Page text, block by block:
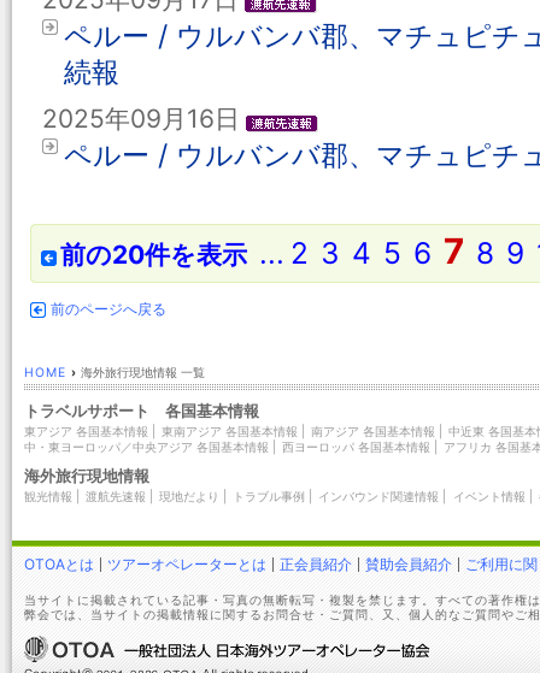
ペルー / ウルバンバ郡、マチュピチ
続報
2025年09月16日
ペルー / ウルバンバ郡、マチュピチ
前の20件を表示 ... 2 3 4 5 6 7 8 9
前のページへ戻る
HOME › 海外旅行現地情報 一覧
トラベルサポート 各国基本情報
東アジア 各国基本情報 東南アジア 各国基本情報 南アジア 各国基本情報
中近東 各国基本
中・東ヨーロッパ／中央アジア 各国基本情報
西ヨーロッパ 各国基本情報 アフリカ 各国基
海外旅行現地情報
観光情報 渡航先速報 現地だより トラブル事例 インバウンド関連情報 イベント情報
OTOAとは ツアーオペレーターとは 正会員紹介 賛助会員紹介 ご利用に
当サイトに掲載されている記事・写真の無断転写・複製を禁じます。すべての著作権
弊会では、当サイトの掲載情報に関するお問合せ・ご質問、又、個人的なご質問やご